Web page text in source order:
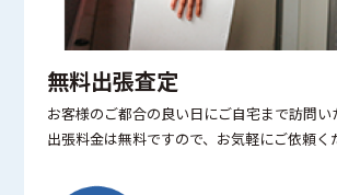
無料出張査定
お客様のご都合の良い日にご自宅まで訪問い
出張料金は無料ですので、お気軽にご依頼く